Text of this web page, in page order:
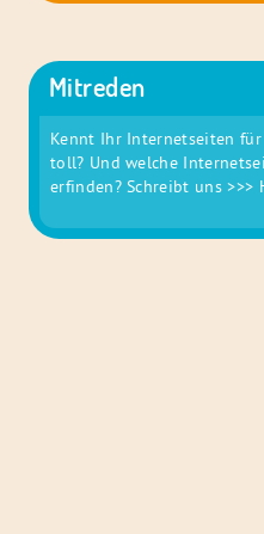
Mitreden
Kennt Ihr Internetseiten
toll? Und welche
erfinden? Schreibt uns>>>